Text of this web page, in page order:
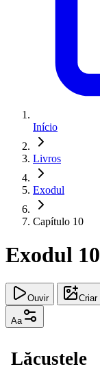
Início
Livros
Exodul
Capítulo 10
Exodul 10
Ouvir Criar
Aa
Lăcustele